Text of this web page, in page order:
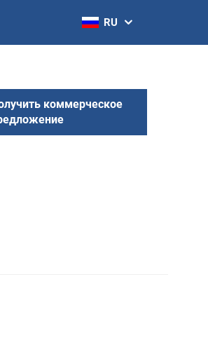
RU
коммерческое